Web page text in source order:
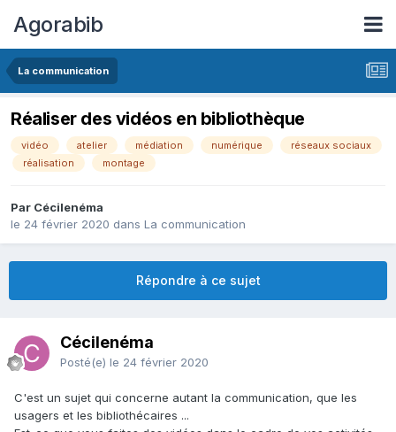
Agorabib
La communication
Réaliser des vidéos en bibliothèque
vidéo atelier médiation numérique
réseaux sociaux
réalisation
montage
Par Cécilenéma
le 24 février 2020 dans La communication
Répondre à ce sujet
Cécilenéma
Posté(e) le 24 février 2020
C'est un sujet qui concerne autant la communication, que les
usagers et les bibliothécaires ...